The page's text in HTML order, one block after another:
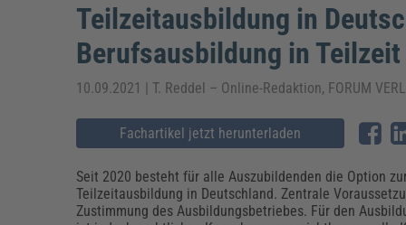
Fachpublikationen & Arbeitshilfen
Arbeitssicherheit & Gesundheitsschutz
Brandschutz
Weiterbildungen (AKADEMIE HERKERT)
Assistenz & Office-Management
Baurecht & Architektenrecht
Energieoptimiertes & klimaneutrales Bauen
Nachhaltiges Planen
Bau, Immobilien & Gebäudemanagement
Kinderschutz, Jugendhilfe & Inklusion
Datenschutz & IT-Recht
Elektrosicherheit
Fachpublikationen & Arbeitshilfen
Weiterbildungen (AKADEMIE HERKERT)
Bildung und Erziehung
Energie und Umwelt
Kommunales
Reisekosten und Finanzen
Bildung und Erziehung
Energie und Umwelt
Kommunales
Reisekosten und Finanzen
Teilzeitausbildung in
Berufsausbildung in Teilzeit
10.09.2021 | T. Reddel – Online-Redaktion, FORUM
Fachartikel jetzt herunterladen
Seit 2020 besteht für alle Auszubildenden die Option
Teilzeitausbildung in Deutschland. Zentrale
Zustimmung des Ausbildungsbetriebes. Für den